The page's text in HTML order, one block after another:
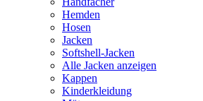
Hemden
Hosen
Jacken
Softshell-Jacken
Alle Jacken anzeigen
Kappen
Kinderkleidung